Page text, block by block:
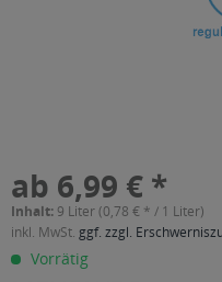
ab 6,99 € *
Inhalt: 9 Liter (0,78 € * / 1 Liter)
inkl. MwSt. ggf. zzgl.
Vorrätig